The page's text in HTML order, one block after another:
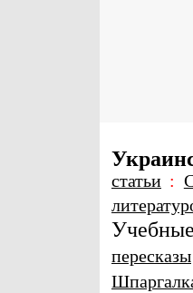
статьи :
пересказы